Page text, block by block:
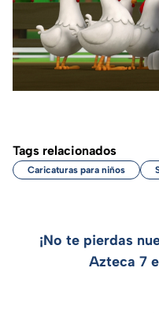
Tags relacionados
Caricaturas para niños
¡No te pierdas
Azteca 7